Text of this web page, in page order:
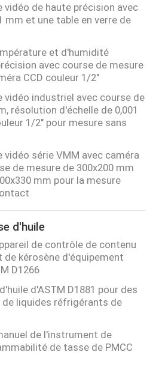
vidéo de haute précision avec
mm et une table en verre de
et d'humidité
avec course de mesure
CCD couleur 1/2"
vidéo industriel avec course de
résolution d'échelle de 0,001
1/2" pour mesure sans
série VMM avec caméra
de mesure de 300x200 mm
mm pour la mesure
d'huile
de contrôle de contenu
kérosène d'équipement
D1266
d'ASTM D1881 pour des
liquides réfrigérants de
de l'instrument de
de tasse de PMCC